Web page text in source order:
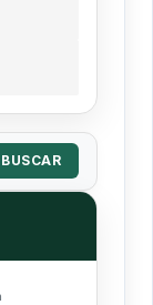
BUSCAR